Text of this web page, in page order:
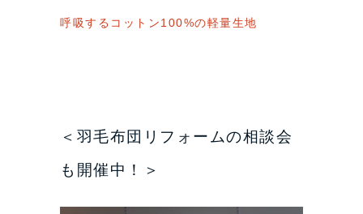
呼吸するコットン100%の軽量生地
＜羽毛布団リフォームの相談会
も開催中！＞